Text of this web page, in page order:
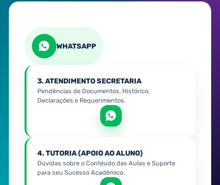
WHATSAPP
3. ATENDIMENTO SECRETARIA
Pendências de Documentos, Histórico,
Declarações e Requerimentos.
4. TUTORIA (APOIO AO ALUNO)
Dúvidas sobre o Contéudo das Aulas e Suporte
para seu Sucesso Acadêmico.